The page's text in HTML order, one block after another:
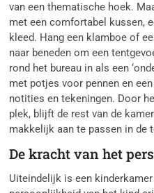
van een thematische hoek.
met een comfortabel kussen,
kleed. Hang een klamboe of
naar beneden om een
rond het bureau in als een
met potjes voor pennen en
notities en tekeningen. Door
plek, blijft de rest van de
makkelijk aan te passen in de
De kracht van het
Uiteindelijk is een